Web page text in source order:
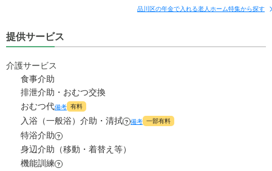
17.6 万円
食費 ?
水道・光熱費
上乗せ介護費 ?
その他 0
介護保険料
管理費
食費 ?
水道・光熱費
品川区の年金で入れる老人ホーム特集から探す
提供サービス
介護サービス
食事介助
排泄介助・おむつ交換
おむつ代備考 有料
入浴（一般浴）介助・清拭 ? 備考 一部有料
特浴介助 ?
身辺介助（移動・着替え等）
機能訓練 ?